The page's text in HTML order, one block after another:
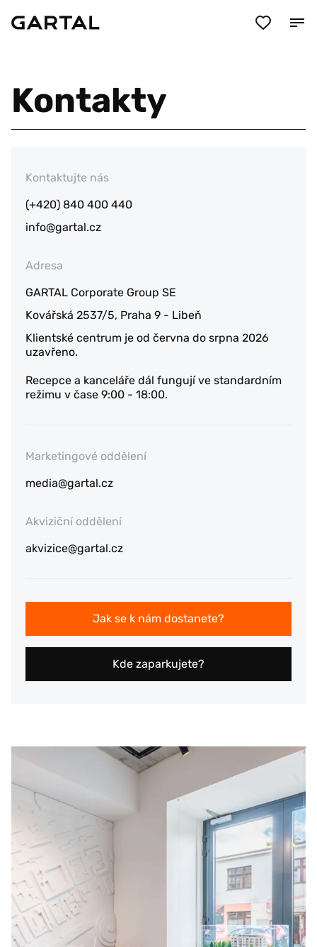
Kontakty
Kontaktujte nás
(+420) 840 400 440
info@gartal.cz
Adresa
GARTAL Corporate Group SE
Kovářská 2537/5, Praha 9 - Libeň
Klientské centrum je od června do srpna 2026
uzavřeno.
Recepce a kanceláře dál fungují ve standardním
režimu v čase 9:00 - 18:00.
Marketingové oddělení
media@gartal.cz
Akviziční oddělení
akvizice@gartal.cz
Jak se k nám dostanete?
Kde zaparkujete?